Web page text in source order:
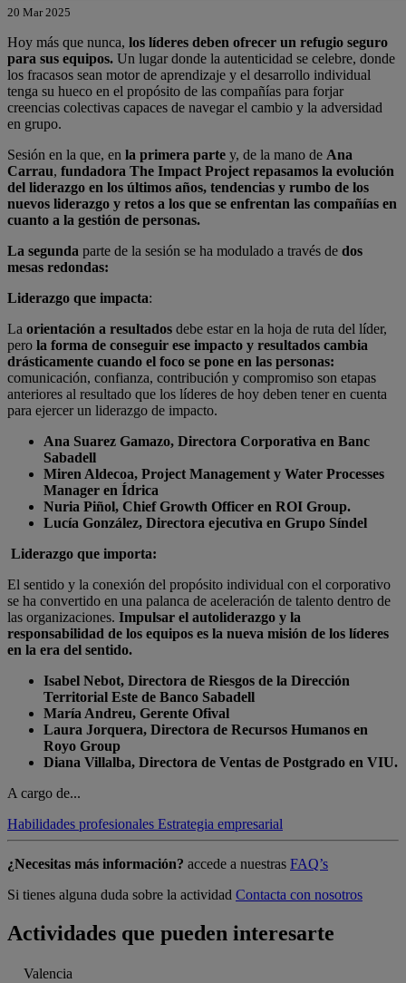
20 Mar 2025
Hoy más que nunca, los líderes deben ofrecer un refugio seguro
para sus equipos. Un lugar donde la autenticidad se celebre, donde
los fracasos sean motor de aprendizaje y el desarrollo individual
tenga su hueco en el propósito de las compañías para forjar
creencias colectivas capaces de navegar el cambio y la adversidad
en grupo.
Sesión en la que, en la primera parte y, de la mano de Ana
Carrau, fundadora The Impact Project repasamos la evolución
del liderazgo en los últimos años, tendencias y rumbo de los
nuevos liderazgo y retos a los que se enfrentan las compañías en
cuanto a la gestión de personas.
La segunda parte de la sesión se ha modulado a través de dos
mesas redondas:
Liderazgo que impacta:
La orientación a resultados debe estar en la hoja de ruta del líder,
pero la forma de conseguir ese impacto y resultados cambia
drásticamente cuando el foco se pone en las personas:
comunicación, confianza, contribución y compromiso son etapas
anteriores al resultado que los líderes de hoy deben tener en cuenta
para ejercer un liderazgo de impacto.
Ana Suarez Gamazo, Directora Corporativa en Banc
Sabadell
Miren Aldecoa, Project Management y Water Processes
Manager en Ídrica
Nuria Piñol, Chief Growth Officer en ROI Group.
Lucía González, Directora ejecutiva en Grupo Síndel
Liderazgo que importa:
El sentido y la conexión del propósito individual con el corporativo
se ha convertido en una palanca de aceleración de talento dentro de
las organizaciones. Impulsar el autoliderazgo y la
responsabilidad de los equipos es la nueva misión de los líderes
en la era del sentido.
Isabel Nebot, Directora de Riesgos de la Dirección
Territorial Este de Banco Sabadell
María Andreu, Gerente Ofival
Laura Jorquera, Directora de Recursos Humanos en
Royo Group
Diana Villalba, Directora de Ventas de Postgrado en VIU.
A cargo de...
Habilidades profesionales Estrategia empresarial
¿Necesitas más información? accede a nuestras FAQ’s
Si tienes alguna duda sobre la actividad Contacta con nosotros
Actividades que pueden interesarte
Valencia